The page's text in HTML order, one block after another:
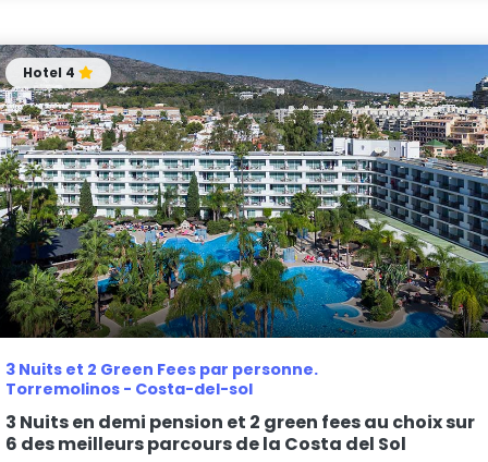
3 Nuits et 2 Green Fees par personne.
Torremolinos - Costa-del-sol
Hotel 4
3 Nuits en demi pension et 2 green fees au choix sur
6 des meilleurs parcours de la Costa del Sol